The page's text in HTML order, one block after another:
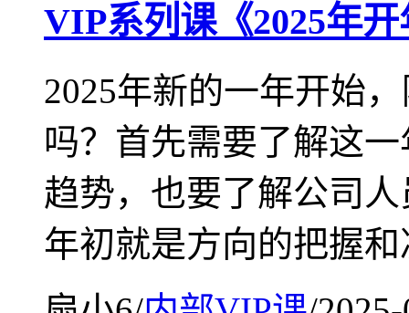
VIP系列课《2025年
2025年新的一年开始
吗？首先需要了解这
趋势，也要了解公司
年初就是方向的把握和